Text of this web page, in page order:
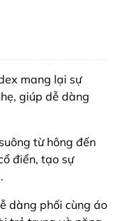
mang lại sự
giúp dễ dàng
từ hông đến
điển, tạo sự
dàng phối cùng áo